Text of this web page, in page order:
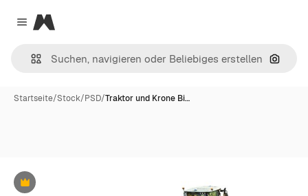
Close menu
Magnific
Nach
Startseite/Stock/PSD/Traktor und Krone Bi…
Premium